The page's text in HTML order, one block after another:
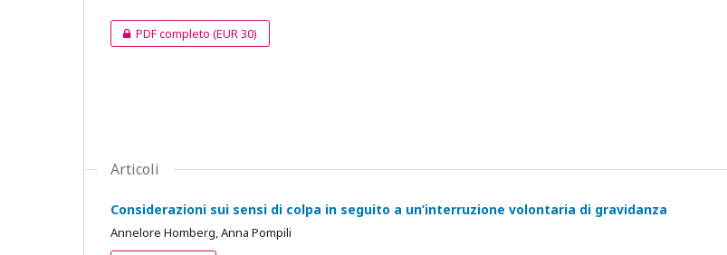
PDF completo(EUR 30)
Articoli
Considerazioni sui sensi di colpa in seguito a un’interruzione volontaria di gravidanza
Annelore Homberg, Anna Pompili